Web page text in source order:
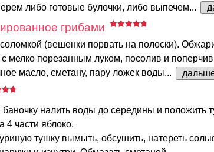
либо готовые булочки, либо выпечем...
грибами
(вешенки порвать на полоски).
мелко порезанным луком, посолив и поперчив
масло, сметану, пару ложек воды...
баночку налить воды до середины и положить
4 части яблоко.
тушку вымыть, обсушить, натереть